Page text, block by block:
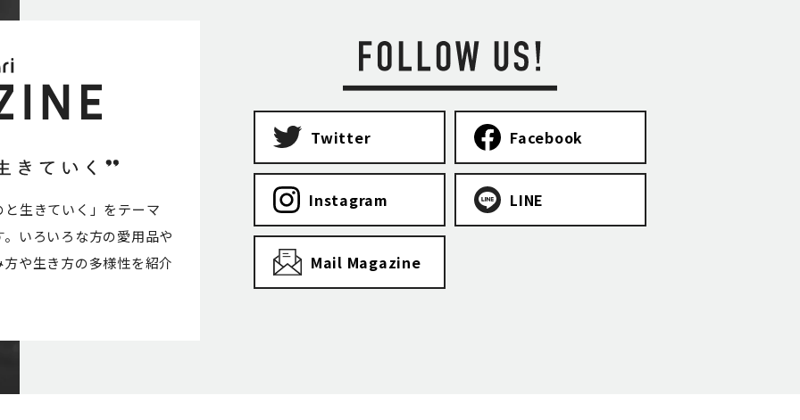
生きていく」をテーマ
いろいろな方の愛用品や
や生き方の多様性を紹介
Twitter Facebook
Instagram LINE
Mail Magazine